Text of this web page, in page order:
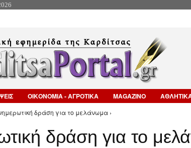
ΟΙΚΟΝΟΜΙΑ - ΑΓΡΟΤΙΚΑ MAGAZINO
δράση για το μελάνωμα ›
δράση για το